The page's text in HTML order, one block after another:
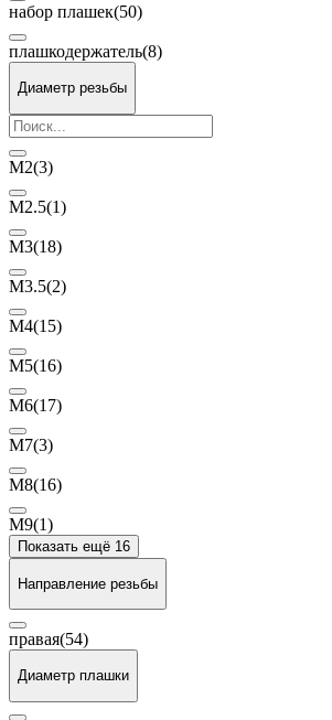
набор плашек(50)
плашкодержатель(8)
Диаметр резьбы
М2(3)
М2.5(1)
М3(18)
М3.5(2)
М4(15)
М5(16)
М6(17)
М7(3)
М8(16)
М9(1)
Показать ещё 16
Направление резьбы
правая(54)
Диаметр плашки